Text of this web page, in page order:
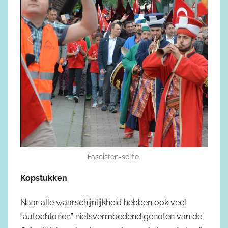
Fascisten-selfie.
Kopstukken
Naar alle waarschijnlijkheid hebben ook veel
“autochtonen” nietsvermoedend genoten van de